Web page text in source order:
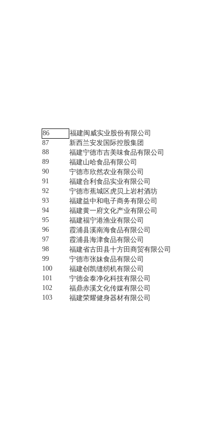
86
福建闽威实业股份有限公司
87
新西兰安发国际控股集团
88
福建宁德市吉美味食品有限公司
89
福建山哈食品有限公司
90
宁德市欣然农业有限公司
91
福建合利食品实业有限公司
92
宁德市蕉城区虎贝上岩村酒坊
93
福建益中和电子商务有限公司
94
福建黄一府文化产业有限公司
95
福建福宁港渔业有限公司
96
霞浦县溪南海食品有限公司
97
霞浦县海津食品有限公司
98
福建省古田县十方田商贸有限公司
99
宁德市张妹食品有限公司
100
福建创凯缝纫机有限公司
101
宁德金泰净化科技有限公司
102
福鼎赤溪文化传媒有限公司
103
福建荣耀健身器材有限公司